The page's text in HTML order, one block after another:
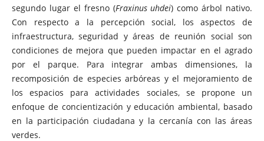
segundo lugar el fresno (Fraxinus uhdei) como árbol nativo.
Con respecto a la percepción social, los aspectos de
infraestructura, seguridad y áreas de reunión social son
condiciones de mejora que pueden impactar en el agrado
por el parque. Para integrar ambas dimensiones, la
recomposición de especies arbóreas y el mejoramiento de
los espacios para actividades sociales, se propone un
enfoque de concientización y educación ambiental, basado
en la participación ciudadana y la cercanía con las áreas
verdes.